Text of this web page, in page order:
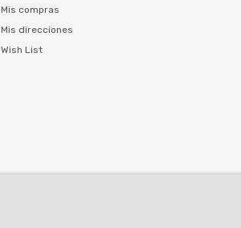
Mis compras
Mis direcciones
Wish List